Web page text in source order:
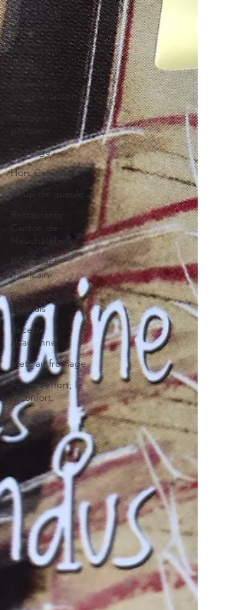
Savoureuse
lecture
Restaurant
italien
Restaurant
méditerranéen
Restaurant
péruvien
Sondage
Hors Catégorie
Coup de gueule
Restaurants
Canton de
Neuchâtel
Restaurant
mexicain
Restaurant
Libanais
Recette
alsacienne
Mets au fromage
Après l’effort, le
réconfort.